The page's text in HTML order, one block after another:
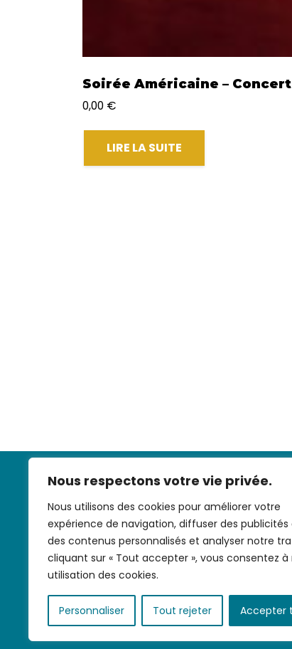
Nous respectons votre vie privée.
Nous utilisons des cookies pour améliorer votre
expérience de navigation, diffuser des publicités
des contenus personnalisés et analyser notre
cliquant sur « Tout accepter », vous consentez à
utilisation des cookies.
Personnaliser Tout rejeter Accepter
Soirée Américaine –
0,00 €
LIRE LA SUITE
Nous